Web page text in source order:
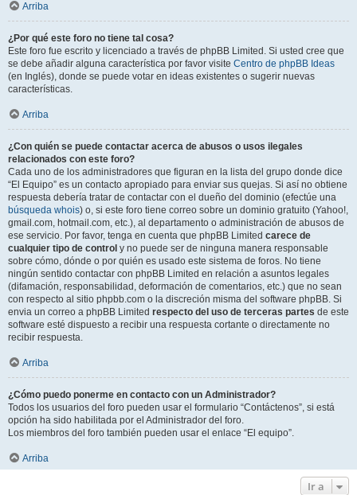
Arriba
¿Por qué este foro no tiene tal cosa?
Este foro fue escrito y licenciado a través de phpBB Limited. Si usted cree que
se debe añadir alguna característica por favor visite Centro de phpBB Ideas
(en Inglés), donde se puede votar en ideas existentes o sugerir nuevas
características.
Arriba
¿Con quién se puede contactar acerca de abusos o usos ilegales
relacionados con este foro?
Cada uno de los administradores que figuran en la lista del grupo donde dice
“El Equipo” es un contacto apropiado para enviar sus quejas. Si así no obtiene
respuesta debería tratar de contactar con el dueño del dominio (efectúe una
búsqueda whois) o, si este foro tiene correo sobre un dominio gratuito (Yahoo!,
gmail.com, hotmail.com, etc.), al departamento o administración de abusos de
ese servicio. Por favor, tenga en cuenta que phpBB Limited carece de
cualquier tipo de control y no puede ser de ninguna manera responsable
sobre cómo, dónde o por quién es usado este sistema de foros. No tiene
ningún sentido contactar con phpBB Limited en relación a asuntos legales
(difamación, responsabilidad, deformación de comentarios, etc.) que no sean
con respecto al sitio phpbb.com o la discreción misma del software phpBB. Si
envia un correo a phpBB Limited respecto del uso de terceras partes de este
software esté dispuesto a recibir una respuesta cortante o directamente no
recibir respuesta.
Arriba
¿Cómo puedo ponerme en contacto con un Administrador?
Todos los usuarios del foro pueden usar el formulario “Contáctenos”, si está
opción ha sido habilitada por el Administrador del foro.
Los miembros del foro también pueden usar el enlace “El equipo”.
Arriba
Ir a